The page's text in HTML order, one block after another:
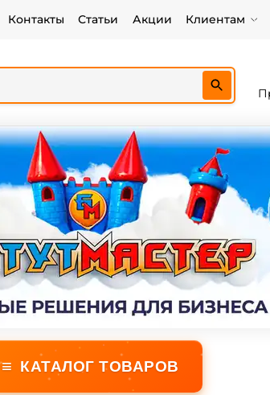
Контакты Статьи Акции Клиентам
≡ КАТАЛОГ ТОВАРОВ